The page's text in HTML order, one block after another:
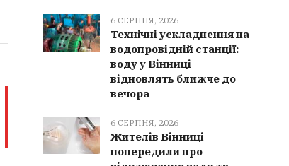
6 СЕРПНЯ, 2026
Технічні ускладнення на
водопровідній станції:
воду у Вінниці
відновлять ближче до
вечора
6 СЕРПНЯ, 2026
Жителів Вінниці
попередили про